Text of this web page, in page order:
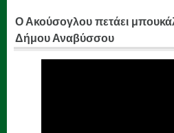
Ο Ακούσογλου πετάει
Δήμου Αναβύσσου